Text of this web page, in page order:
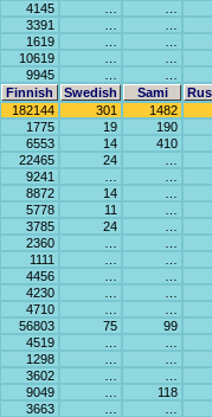
4145
3391
1619
10619
9945
Finnish Swedish Sami
182144 301
1482
1775 19
190
6553 14
410
22465 24
9241
8872 14
5778 11
3785 24
2360
1111
4456
4230
4710
56803 75
99
4519
1298
3602
9049
118
3663